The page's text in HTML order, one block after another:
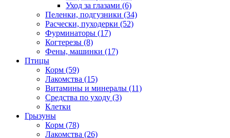
Уход за глазами (6)
Пеленки, подгузники (34)
Расчески, пуходерки (52)
Фурминаторы (17)
Когтерезы (8)
Фены, машинки (17)
Птицы
Корм (59)
Лакомства (15)
Витамины и минералы (11)
Средства по уходу (3)
Клетки
Грызуны
Корм (78)
Лакомства (26)